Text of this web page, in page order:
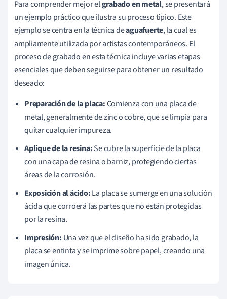
Para comprender mejor elgrabado en metal, se presentará
un ejemplo práctico que ilustra su proceso típico. Este
ejemplo se centra en la técnica deaguafuerte, la cual es
ampliamente utilizada por artistas contemporáneos. El
proceso de grabado en esta técnica incluye varias etapas
esenciales que deben seguirse para obtener un resultado
deseado:
Preparación de la placa:Comienza con una placa de
metal, generalmente de zinc o cobre, que se limpia para
quitar cualquier impureza.
Aplique de la resina:Se cubre la superficie de la placa
con una capa de resina o barniz, protegiendo ciertas
áreas de la corrosión.
Exposición al ácido:La placa se sumerge en una solución
ácida que corroerá las partes que no están protegidas
por la resina.
Impresión: Una vez que el diseño ha sido grabado, la
placa se entinta y se imprime sobre papel, creando una
imagen única.